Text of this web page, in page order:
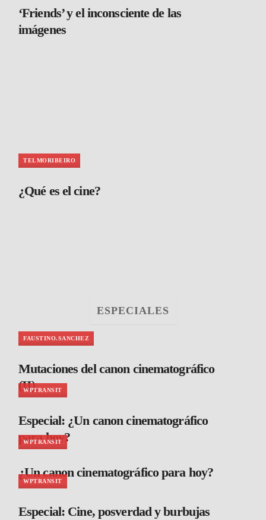
‘Friends’ y el inconsciente de las
imágenes
TELMORIBEIRO
¿Qué es el cine?
ESPECIALES
FAUSTINO.SANCHEZ
Mutaciones del canon cinematográfico
(II)
WPTRANSIT
Especial: ¿Un canon cinematográfico
para hoy?
WPTRANSIT
¿Un canon cinematográfico para hoy?
WPTRANSIT
Especial: Cine, posverdad y burbujas